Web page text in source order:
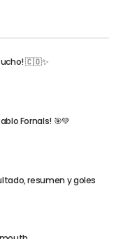
🇨🇴✨
Fornals! 🎯💚
resumen y goles